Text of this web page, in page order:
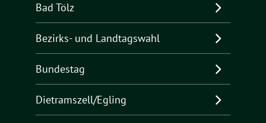
Bad Tölz
Bezirks- und Landtagswahl
Bundestag
Dietramszell/Egling